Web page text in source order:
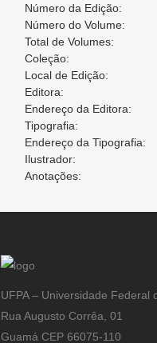
Número da Edição:
Número do Volume:
Total de Volumes:
Coleção:
Local de Edição:
Editora:
Endereço da Editora:
Tipografia:
Endereço da Tipografia:
Ilustrador:
Anotações:
UFPA – Universidade Federal
Rua Augusto Corrêa, 01
Guamá CEP 66075-110